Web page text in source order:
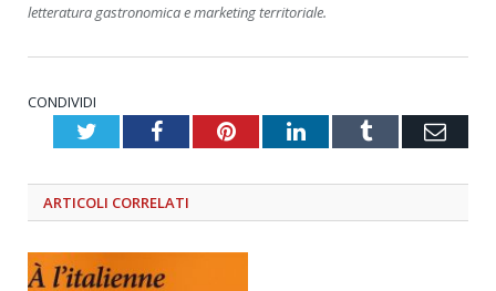
letteratura gastronomica e marketing territoriale.
CONDIVIDI
TwitterFacebookPinterestLinkedInTumblr
ARTICOLI CORRELATI